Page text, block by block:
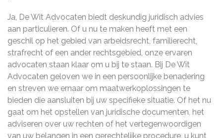
Ja, De Wit Advocaten biedt deskundig juridisch advies
aan particulieren. Of u nu te maken heeft met een
geschil op het gebied van arbeidsrecht, familierecht,
strafrecht of een ander rechtsgebied, onze ervaren
advocaten staan klaar om u bij te staan. Bij De Wit
Advocaten geloven we in een persoonlijke benadering
en streven we ernaar om maatwerkoplossingen te
bieden die aansluiten bij uw specifieke situatie. Of het nu
gaat om het opstellen van juridische documenten, het
adviseren over uw rechten of het vertegenwoordigen
van uw belangen in een gerechtelijke procedure, u kunt